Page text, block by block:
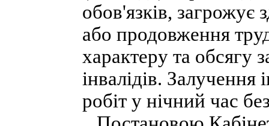
обов'язків, загрожує
або продовження
характеру та обсягу
інвалідів. Залучення
робіт у нічний час